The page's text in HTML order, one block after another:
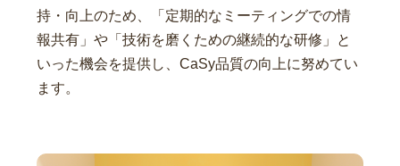
持・向上のため、「定期的なミーティングでの情
報共有」や「技術を磨くための継続的な研修」と
いった機会を提供し、CaSy品質の向上に努めてい
ます。